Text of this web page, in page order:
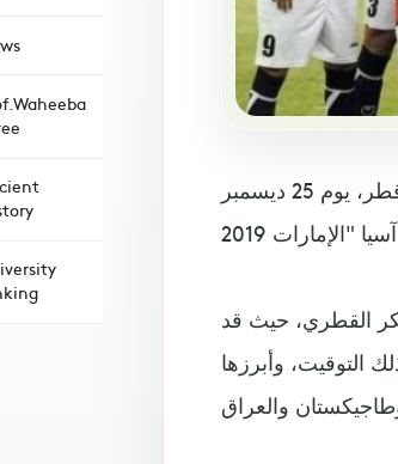
سيواجه منتخبنا الوطني نظيره اللبناني، ضمن معسكري المنتخبين في قطر، يوم 25 ديسمبر
القطري، حيث قد
التوقيت، وأبرزها